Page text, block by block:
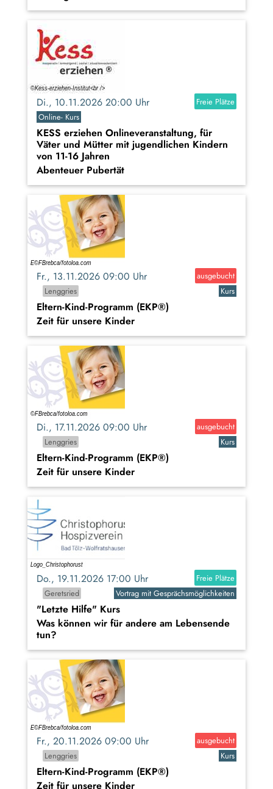
Di., 10.11.2026 20:00 Uhr
Freie Plätze
Online- Kurs
KESS erziehen Onlineveranstaltung, für
Väter und Mütter mit jugendlichen Kindern
von 11-16 Jahren
Abenteuer Pubertät
Fr., 13.11.2026 09:00 Uhr
ausgebucht
Lenggries
Kurs
Eltern-Kind-Programm (EKP®)
Zeit für unsere Kinder
Di., 17.11.2026 09:00 Uhr
ausgebucht
Lenggries
Kurs
Eltern-Kind-Programm (EKP®)
Zeit für unsere Kinder
Do., 19.11.2026 17:00 Uhr
Freie Plätze
Geretsried
Vortrag mit Gesprächsmöglichkeiten
"Letzte Hilfe" Kurs
Was können wir für andere am Lebensende
tun?
Fr., 20.11.2026 09:00 Uhr
ausgebucht
Lenggries
Kurs
Eltern-Kind-Programm (EKP®)
Zeit für unsere Kinder